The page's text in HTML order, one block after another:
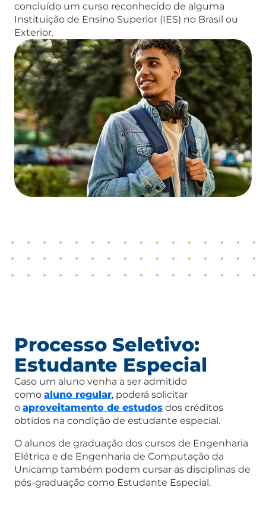
concluído um curso reconhecido de alguma
Instituição de Ensino Superior (IES) no Brasil ou
Exterior.
Processo Seletivo:
Estudante Especial
Caso um aluno venha a ser admitido
como aluno regular, poderá solicitar
o aproveitamento de estudos dos créditos
obtidos na condição de estudante especial.
O alunos de graduação dos cursos de Engenharia
Elétrica e de Engenharia de Computação da
Unicamp também podem cursar as disciplinas de
pós-graduação como Estudante Especial.